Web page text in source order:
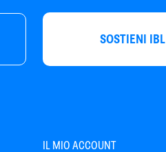
SOSTIENI IBL
IL MIO ACCOUNT